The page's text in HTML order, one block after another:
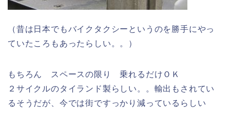
（昔は日本でもバイクタクシーというのを勝手にやっ
ていたころもあったらしい。。）
もちろん スペースの限り 乗れるだけＯＫ
２サイクルのタイランド製らしい。。輸出もされてい
るそうだが、今では街ですっかり減っているらしい